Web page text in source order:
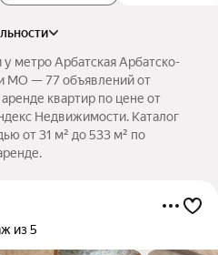
метро Арбатская Арбатско-
МО — 77 объявлений от
квартир по цене от
Недвижимости. Каталог
от 31 м² до 533 м² по
из 5